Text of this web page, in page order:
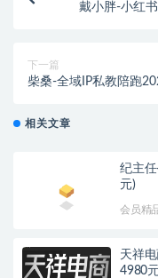
戴小胖-小红
下一篇
柴桑-全域IP私教陪跑
相关文章
纪主
元)
会员精
天祥
4980